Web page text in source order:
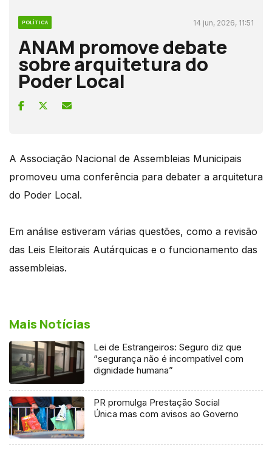
POLÍTICA 14 jun, 2026, 11:51
ANAM promove debate
sobre arquitetura do
Poder Local
A Associação Nacional de Assembleias Municipais
promoveu uma conferência para debater a arquitetura
do Poder Local.
Em análise estiveram várias questões, como a revisão
das Leis Eleitorais Autárquicas e o funcionamento das
assembleias.
Mais Notícias
Lei de Estrangeiros: Seguro diz que
“segurança não é incompatível com
dignidade humana”
PR promulga Prestação Social
Única mas com avisos ao Governo